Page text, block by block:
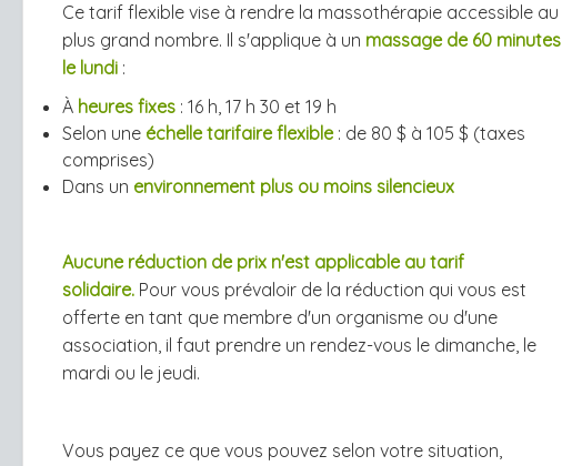
Ce tarif flexible vise à rendre la massothérapie accessible au
plus grand nombre. Il s'applique à un massage de 60 minutes
le lundi :
À heures fixes : 16 h, 17 h 30 et 19 h
Selon une échelle tarifaire flexible: de 80 $ à 105 $ (taxes
comprises)
Dans un environnement plus ou moins silencieux
Aucune réduction de prix n'est applicable au tarif
solidaire. Pour vous prévaloir de la réduction qui vous est
offerte en tant que membre d'un organisme ou d'une
association, il faut prendre un rendez-vous le dimanche, le
mardi ou le jeudi.
Vous payez ce que vous pouvez selon votre situation,